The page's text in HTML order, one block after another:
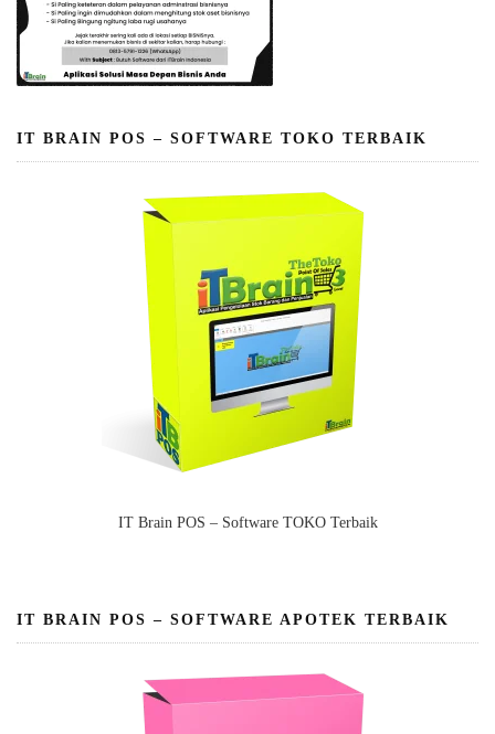
IT BRAIN POS – SOFTWARE TOKO TERBAIK
IT Brain POS – Software TOKO Terbaik
IT BRAIN POS – SOFTWARE APOTEK TERBAIK